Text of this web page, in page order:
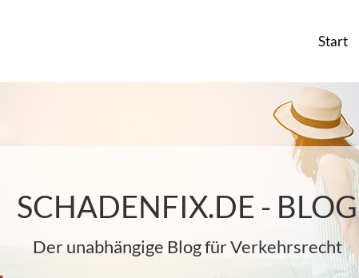
Start
SCHADENFIX.DE - BLOG
Der unabhängige Blog für Verkehrsrecht